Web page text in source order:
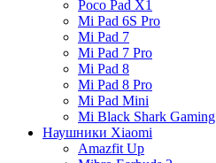
Poco Pad X1
Mi Pad 6S Pro
Mi Pad 7
Mi Pad 7 Pro
Mi Pad 8
Mi Pad 8 Pro
Mi Pad Mini
Mi Black Shark Gaming
Наушники Xiaomi
Amazfit Up